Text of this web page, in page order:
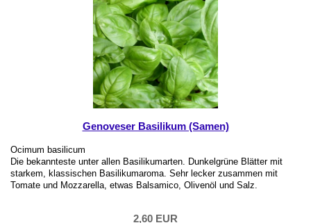
Genoveser Basilikum (Samen)
Ocimum basilicum
Die bekannteste unter allen Basilikumarten. Dunkelgrüne Blätter mit
starkem, klassischen Basilikumaroma. Sehr lecker zusammen mit
Tomate und Mozzarella, etwas Balsamico, Olivenöl und Salz.
2,60 EUR